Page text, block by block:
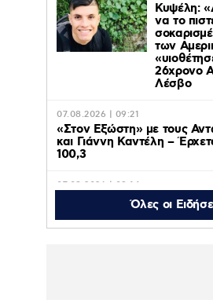
Κυψέλη:
να το
των
26χρονο
Λέσβο
07.08.2026 | 09:21
«Στον Εξώστη» με τους
και Γιάννη Καντέλη –
100,3
07.08.2026 | 09:14
Προφυλακίστηκαν ο
και δύο ακόμη
φωτιά στη Βοιωτία
Όλες οι